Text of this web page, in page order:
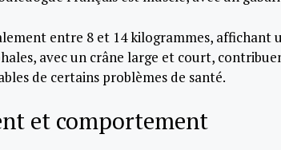
entre 8 et 14 kilogrammes, affichant
avec un crâne large et court,
de certains problèmes de santé.
et comportement